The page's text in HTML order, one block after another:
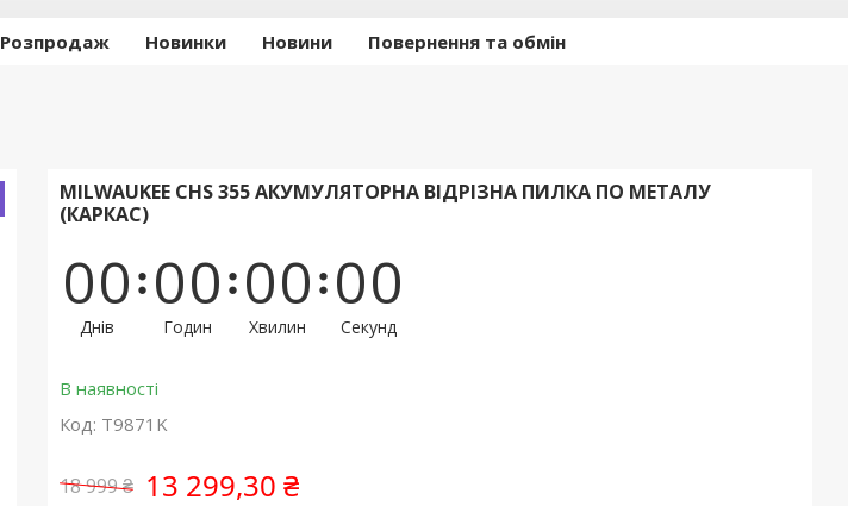
Pозпродаж Новинки Новини Повернення та обмін
MILWAUKEE CHS 355 АКУМУЛЯТОРНА ВІДРІЗНА ПИЛКА ПО МЕТАЛУ
(КАРКАС)
00
Днів
00
Годин
00
Хвилин
00
Секунд
В наявності
Код: T9871K
18 999 ₴ 13 299,30 ₴